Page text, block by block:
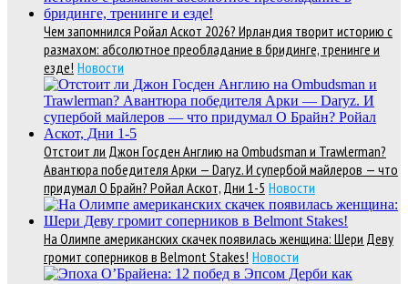
Чем запомнился Ройал Аскот 2026? Ирландия творит историю с
размахом: абсолютное преобладание в бридинге, тренинге и
езде! Новости
Отстоит ли Джон Госден Англию на Ombudsman и Trawlerman?
Авантюра победителя Арки — Daryz. И супербой майлеров — что
придумал О Брайн? Ройал Аскот, Дни 1-5 Новости
На Олимпе американских скачек появилась женщина: Шери Деву
громит соперников в Belmont Stakes! Новости